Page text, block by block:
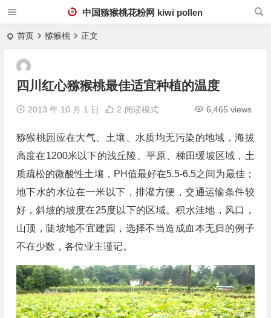
中国猕猴桃花粉网 kiwi pollen
首页 猕猴桃 正文
四川红心猕猴桃最佳适宜种植的温度
2013 年 10 月 1 日 6,465 views
2 阅读模式
猕猴桃园应在大气、土壤、水质均无污染的地域，海拔
高度在1200米以下的浅丘陵、平原、梯田缓坡区域，土
质疏松的微酸性土壤，PH值最好在5.5-6.5之间为最佳；
地下水的水位在一米以下，排灌方便，交通运输条件较
好，斜坡的坡度在25度以下的区域。积水洼地，风口，
山顶，陡坡地不宜建园，选择不当造成血本无归的例子
不在少数，各位业主谨记。